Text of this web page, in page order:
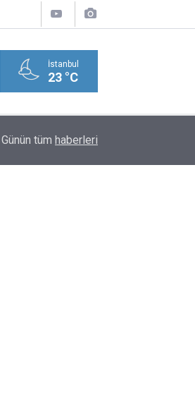
İstanbul
23 °C
'Demirtaş' Sorusuna Tek
Günün tüm haberleri